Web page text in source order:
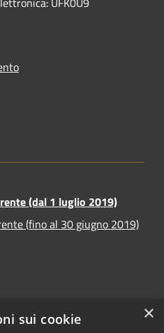
(dal 1 luglio 2019)
(fino al 30 giugno 2019)
×
sui cookie